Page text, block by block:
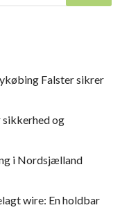
Falster sikrer
sikkerhed og
i Nordsjælland
wire: En holdbar